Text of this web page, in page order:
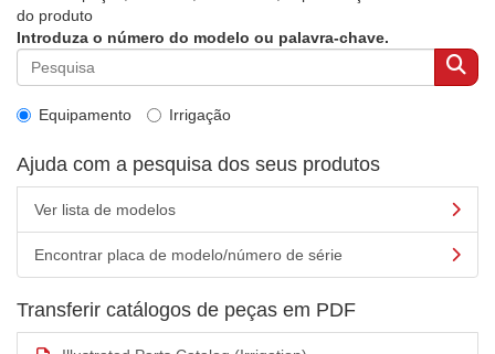
do produto
Introduza o número do modelo ou palavra-chave.
Equipamento Irrigação
Ajuda com a pesquisa dos seus produtos
Ver lista de modelos
Encontrar placa de modelo/número de série
Transferir catálogos de peças em PDF